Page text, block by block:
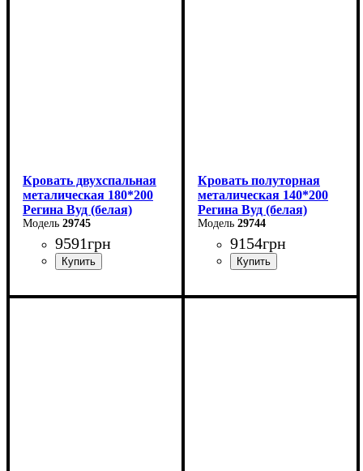
Кровать двухспальная
металическая 180*200
Регина Вуд (белая)
29745
9591грн
Ширина: 180 см
Кровать полуторная
металическая 140*200
Регина Вуд (белая)
29744
9154грн
Ширина: 140 см